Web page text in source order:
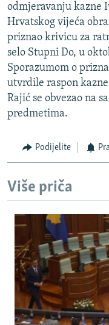
INFOGRAFIKE
KINA NA BALKANU
RSE PRIČE IZ SVIJETA
ISPRIČAJ MI
DNEVNO@RSE
SPECIJALI RSE
GENOCID U SREBRENICI
POPLAVE I KLIZIŠTA U BIH
TV LIBERTY
MOJA EVROPA
TRI DECENIJE OD RATA U
SVE KARTE DEJTONA
NASTANAK I RASPAD
Sve RFE/RL stranice
odmjeravanju kazne
Hrvatskog vijeća
priznao krivicu za
selo Stupni Do, u
Sporazumom o
utvrdile raspon kazne
Rajić se obvezao na
predmetima.
Podijelite
Više priča